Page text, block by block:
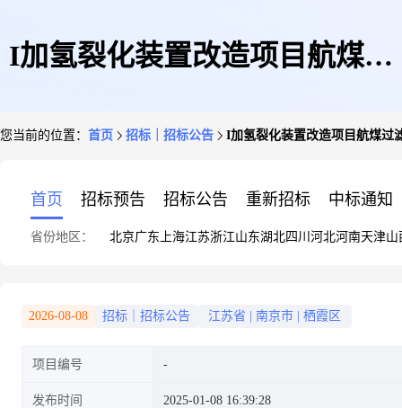
I加氢裂化装置改造项目航煤过
您当前的位置： 首页 招标｜招标公告 I加氢裂化装置改造项目航煤过
首页 招标预告 招标公告 重新招标 中标通知
省份地区： 北京广东 上海江苏浙江山东湖北四川 河北河南天津山
2026-08-08 招标｜招标公告 江苏省 南京市 栖霞区
项目编号
发布时间 2025-01-08 16:39:28